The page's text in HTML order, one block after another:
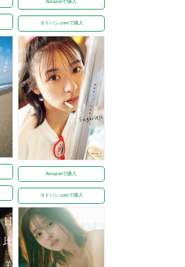
Amazonで購入
ヨドバシ.comで購入
Amazonで購入
ヨドバシ.comで購入